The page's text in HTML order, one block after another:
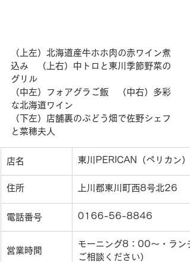
（上左）北海道産牛ホホ肉の赤ワイン煮
込み　（上右）中トロと東川季節野菜の
グリル
（中左）フォアグラご飯　（中右）多彩
な北海道ワイン
（下左）店舗裏のぶどう畑で佐野シェフ
と菜穂夫人
店名 東川PERICAN（ペリカン）
住所 上川郡東川町西8号北26
電話番号 0166-56-8846
営業時間
モーニング8：00〜・ラ
ご相談ください）